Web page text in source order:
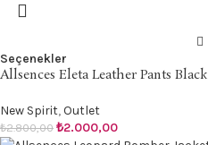
Seçenekler
Allsences Eleta Leather Pants Black
New Spirit,Outlet
₺2.800,00 ₺2.000,00